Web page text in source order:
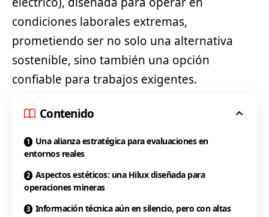
condiciones laborales extremas,
prometiendo ser no solo una alternativa
sostenible, sino también una opción
confiable para trabajos exigentes.
Contenido
Una alianza estratégica para evaluaciones en
entornos reales
Aspectos estéticos: una Hilux diseñada para
operaciones mineras
Información técnica aún en silencio, pero con altas